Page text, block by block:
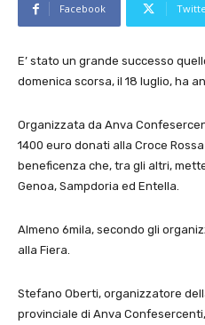
Facebook
E’ stato un grande successo
domenica scorsa, il 18 luglio, ha
Organizzata da Anva
1400 euro donati alla Croce
beneficenza che, tra gli altri,
Genoa, Sampdoria ed Entella.
Almeno 6mila, secondo gli
alla Fiera.
Stefano Oberti, organizzatore
provinciale di Anva